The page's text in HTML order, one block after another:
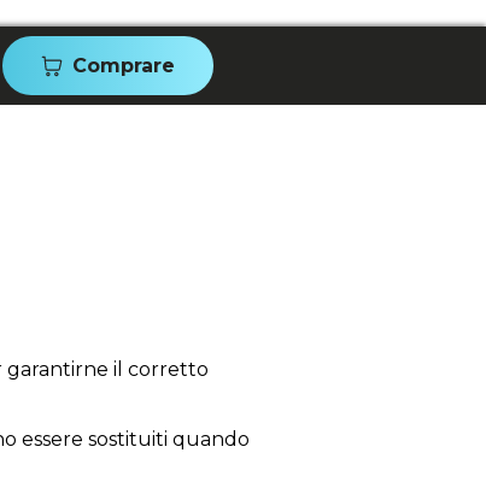
Comprare
garantirne il corretto
essere sostituiti quando